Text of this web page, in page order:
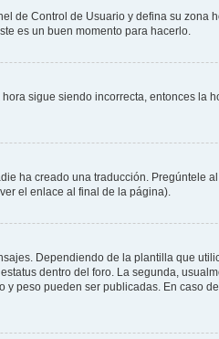
Control de Usuario y defina su
es un buen momento para hacerlo.
sigue siendo incorrecta, entonces la
ha creado una traducción.
el enlace al final de la página).
Dependiendo de la plantilla que
dentro del foro. La segunda,
peso pueden ser publicadas. En caso